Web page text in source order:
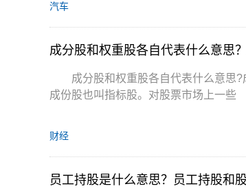
汽车
成分股和权重股各自代表什么意思
成分股和权重股各自代表什么意思
成份股也叫指标股。对股票市场上一些
财经
员工持股是什么意思？员工持股和